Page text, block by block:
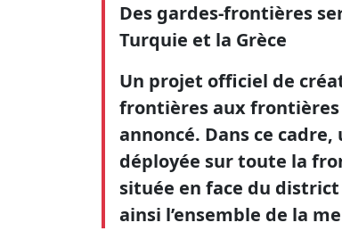
Des gardes-frontières
Turquie et la Grèce
Un projet officiel de
frontières aux frontières
annoncé. Dans ce
déployée sur toute la
située en face du district
ainsi l’ensemble de la